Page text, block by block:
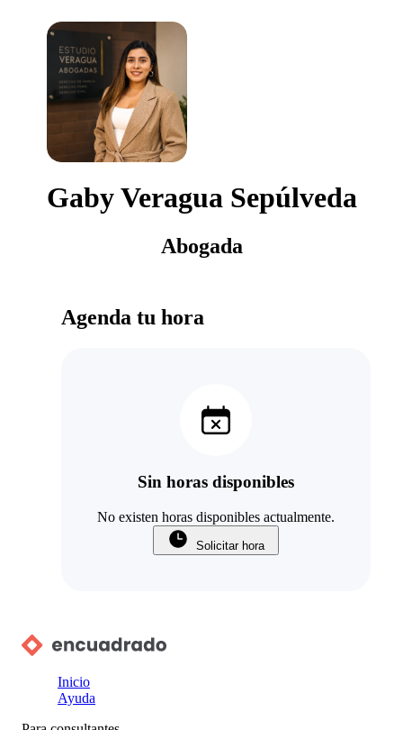
Gaby Veragua Sepúlveda
Abogada
Agenda tu hora
Sin horas disponibles
No existen horas disponibles actualmente.
Solicitar hora
Inicio
Ayuda